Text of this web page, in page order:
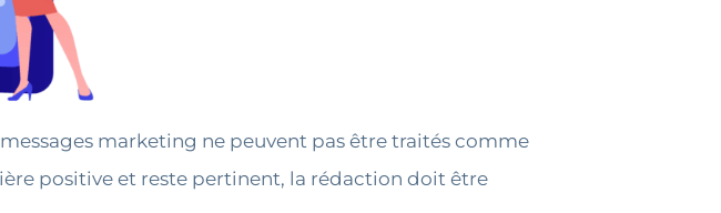
marketing ne peuvent pas être traités comme
positive et reste pertinent, la rédaction doit être